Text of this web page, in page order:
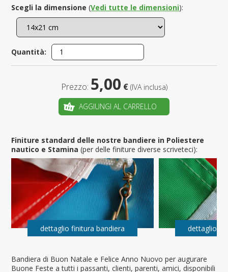
Bandiera di Buon Natale e Felice Anno Nuovo per augurare
Buone Feste a tutti i passanti, clienti, parenti, amici, disponibili
Scegli la dimensione (Vedi tutte le dimensioni):
Quantità:
Prezzo: 5,00 € (IVA inclusa)
AGGIUNGI AL CARRELLO
Finiture standard delle nostre bandiere in Poliestere
nautico e Stamina(per delle finiture diverse scriveteci):
dettaglio finitura bandiera dettaglio